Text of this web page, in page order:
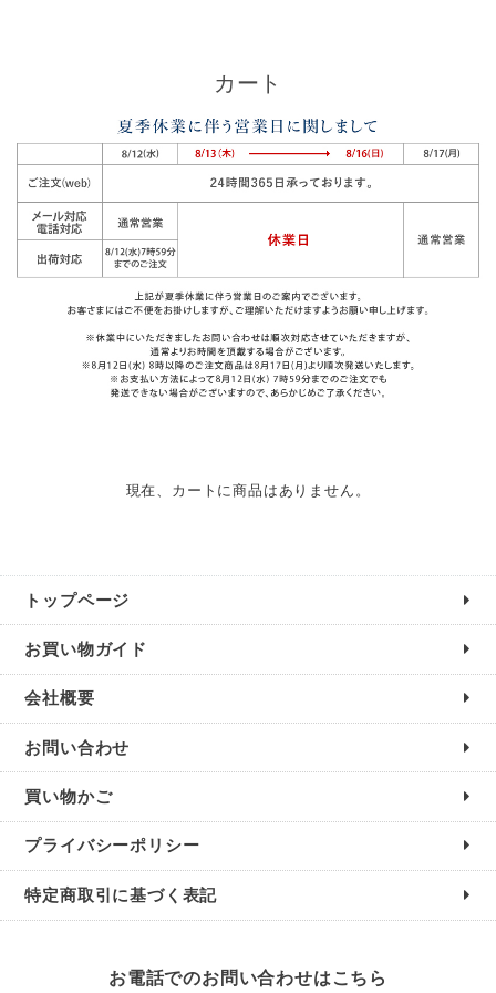
カート
現在、カートに商品はありません。
トップページ
お買い物ガイド
会社概要
お問い合わせ
買い物かご
プライバシーポリシー
特定商取引に基づく表記
お電話でのお問い合わせはこちら